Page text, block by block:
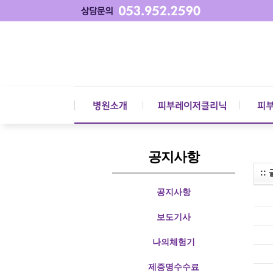
공지사항
공지사항
보도기사
나의체험기
제증명수수료
::